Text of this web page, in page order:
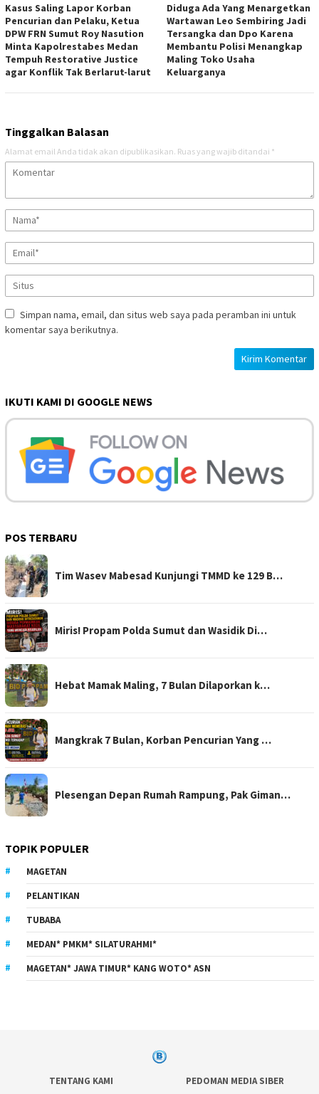
Kasus Saling Lapor Korban
Pencurian dan Pelaku, Ketua
DPW FRN Sumut Roy Nasution
Minta Kapolrestabes Medan
Tempuh Restorative Justice
agar Konflik Tak Berlarut-larut
Diduga Ada Yang Menargetkan
Wartawan Leo Sembiring Jadi
Tersangka dan Dpo Karena
Membantu Polisi Menangkap
Maling Toko Usaha
Keluarganya
Tinggalkan Balasan
Alamat email Anda tidak akan dipublikasikan. Ruas yang wajib ditandai *
Simpan nama, email, dan situs web saya pada peramban ini untuk
komentar saya berikutnya.
IKUTI KAMI DI GOOGLE NEWS
POS TERBARU
Tim Wasev Mabesad Kunjungi TMMD ke 129 B…
Miris! Propam Polda Sumut dan Wasidik Di…
Hebat Mamak Maling, 7 Bulan Dilaporkan k…
Mangkrak 7 Bulan, Korban Pencurian Yang …
Plesengan Depan Rumah Rampung, Pak Giman…
TOPIK POPULER
MAGETAN
PELANTIKAN
TUBABA
MEDAN* PMKM* SILATURAHMI*
MAGETAN* JAWA TIMUR* KANG WOTO* ASN
TENTANG KAMI PEDOMAN MEDIA SIBER